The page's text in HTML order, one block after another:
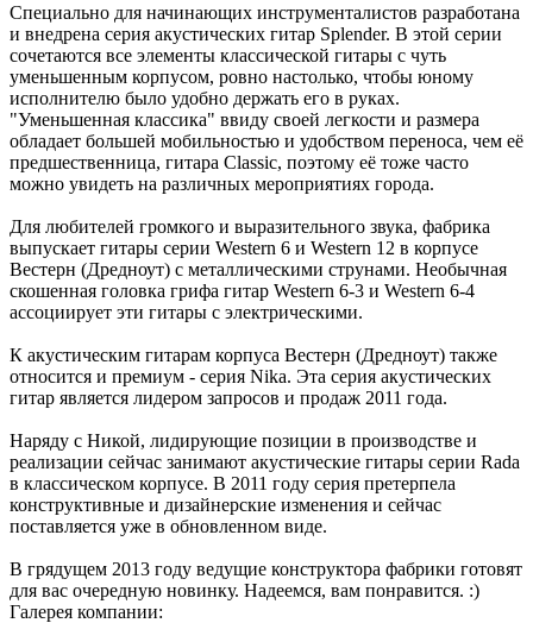
Специально для начинающих инструменталистов разработана
и внедрена серия акустических гитар Splender. В этой серии
сочетаются все элементы классической гитары с чуть
уменьшенным корпусом, ровно настолько, чтобы юному
исполнителю было удобно держать его в руках.
"Уменьшенная классика" ввиду своей легкости и размера
обладает большей мобильностью и удобством переноса, чем её
предшественница, гитара Classic, поэтому её тоже часто
можно увидеть на различных мероприятиях города.
Для любителей громкого и выразительного звука, фабрика
выпускает гитары серии Western 6 и Western 12 в корпусе
Вестерн (Дредноут) с металлическими струнами. Необычная
скошенная головка грифа гитар Western 6-3 и Western 6-4
ассоциирует эти гитары с электрическими.
К акустическим гитарам корпуса Вестерн (Дредноут) также
относится и премиум - серия Nika. Эта серия акустических
гитар является лидером запросов и продаж 2011 года.
Наряду с Никой, лидирующие позиции в производстве и
реализации сейчас занимают акустические гитары серии Rada
в классическом корпусе. В 2011 году серия претерпела
конструктивные и дизайнерские изменения и сейчас
поставляется уже в обновленном виде.
В грядущем 2013 году ведущие конструктора фабрики готовят
для вас очередную новинку. Надеемся, вам понравится. :)
Галерея компании: